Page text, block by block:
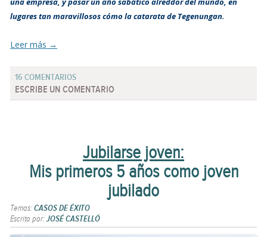
lugares tan maravillosos cómo la catarata de Tegenungan.
Leer más →
16 COMENTARIOS
ESCRIBE UN COMENTARIO
Jubilarse joven:
Mis primeros 5 años como joven
jubilado
Temas:CASOS DE ÉXITO
Escrito por:JOSÉ CASTELLÓ